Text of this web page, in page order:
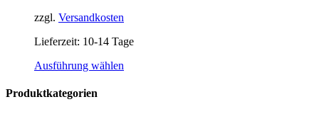
zzgl. Versandkosten
Lieferzeit: 10-14 Tage
Ausführung wählen
Produktkategorien